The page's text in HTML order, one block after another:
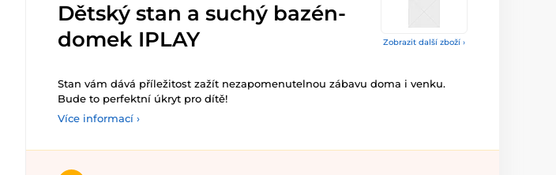
Zobrazit další zboží ›
Dětský stan a suchý bazén-
domek IPLAY
Stan vám dává příležitost zažít nezapomenutelnou zábavu doma i venku.
Bude to perfektní úkryt pro dítě!
Více informací ›